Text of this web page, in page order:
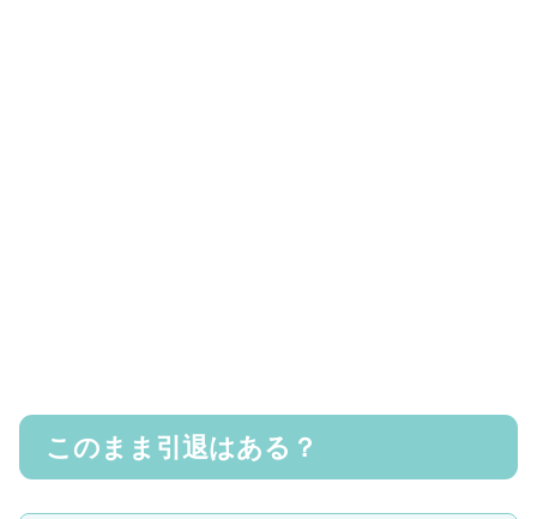
このまま引退はある？